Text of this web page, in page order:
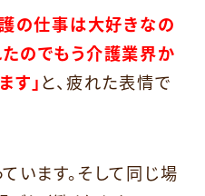
護の仕事は大好きなの
のでもう介護業界か
す」と、疲れた表情で
います。そして同じ場